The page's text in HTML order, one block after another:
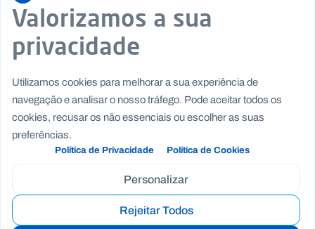
Missão Dom Bosco
Copyright © Fundação Salesianos
Valorizamos a sua
privacidade
Utilizamos cookies para melhorar a sua experiência de
navegação e analisar o nosso tráfego. Pode aceitar todos os
cookies, recusar os não essenciais ou escolher as suas
preferências.
Política de Privacidade Política de Cookies
Personalizar
Rejeitar Todos